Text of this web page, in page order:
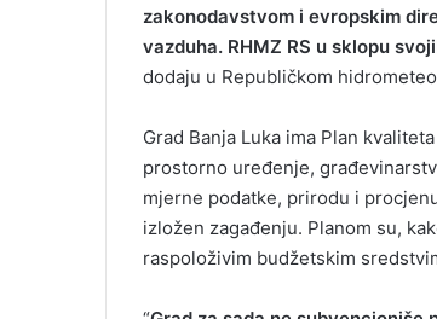
zakonodavstvom i evropskim
vazduha. RHMZ RS u sklopu
dodaju u Republičkom
Grad Banja Luka ima Plan
prostorno uređenje,
mjerne podatke, prirodu i
izložen zagađenju. Planom su,
raspoloživim budžetskim